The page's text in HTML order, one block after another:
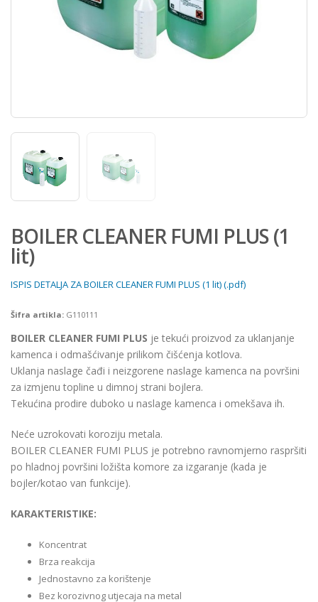
BOILER CLEANER FUMI PLUS (1
lit)
ISPIS DETALJA ZA BOILER CLEANER FUMI PLUS (1 lit) (.pdf)
Šifra artikla: G110111
BOILER CLEANER FUMI PLUS je tekući proizvod za uklanjanje
kamenca i odmašćivanje prilikom čišćenja kotlova.
Uklanja naslage čađi i neizgorene naslage kamenca na površini
za izmjenu topline u dimnoj strani bojlera.
Tekućina prodire duboko u naslage kamenca i omekšava ih.
Neće uzrokovati koroziju metala.
BOILER CLEANER FUMI PLUS je potrebno ravnomjerno raspršiti
po hladnoj površini ložišta komore za izgaranje (kada je
bojler/kotao van funkcije).
KARAKTERISTIKE:
Koncentrat
Brza reakcija
Jednostavno za korištenje
Bez korozivnog utjecaja na metal